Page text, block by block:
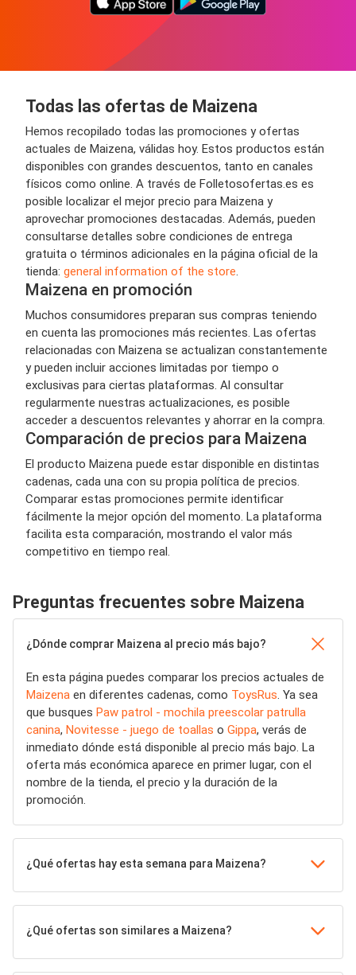
Todas las ofertas de Maizena
Hemos recopilado todas las promociones y ofertas
actuales de Maizena, válidas hoy. Estos productos están
disponibles con grandes descuentos, tanto en canales
físicos como online. A través de Folletosofertas.es es
posible localizar el mejor precio para Maizena y
aprovechar promociones destacadas. Además, pueden
consultarse detalles sobre condiciones de entrega
gratuita o términos adicionales en la página oficial de la
tienda: general information of the store
Maizena en promoción
Muchos consumidores preparan sus compras teniendo
en cuenta las promociones más recientes. Las ofertas
relacionadas con Maizena se actualizan constantemente
y pueden incluir acciones limitadas por tiempo o
exclusivas para ciertas plataformas. Al consultar
regularmente nuestras actualizaciones, es posible
acceder a descuentos relevantes y ahorrar en la compra.
Comparación de precios para Maizena
El producto Maizena puede estar disponible en distintas
cadenas, cada una con su propia política de precios.
Comparar estas promociones permite identificar
fácilmente la mejor opción del momento. La plataforma
facilita esta comparación, mostrando el valor más
competitivo en tiempo real.
Preguntas frecuentes sobre Maizena
¿Dónde comprar Maizena al precio más bajo?
En esta página puedes comparar los precios actuales de
Maizena en diferentes cadenas, como ToysRus . Ya sea
que busques Paw patrol - mochila preescolar patrulla
canina, Novitesse - juego de toallas o Gippa, verás de
inmediato dónde está disponible al precio más bajo. La
oferta más económica aparece en primer lugar, con el
nombre de la tienda, el precio y la duración de la
promoción.
¿Qué ofertas hay esta semana para Maizena?
¿Qué ofertas son similares a Maizena?